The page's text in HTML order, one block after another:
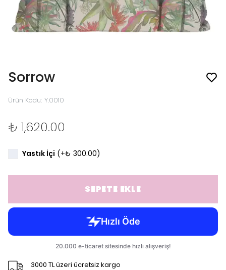
Sorrow
Ürün Kodu: Y.0010
₺ 1,620.00
Yastık İçi (+₺ 300.00)
SEPETE EKLE
3000 TL üzeri ücretsiz kargo